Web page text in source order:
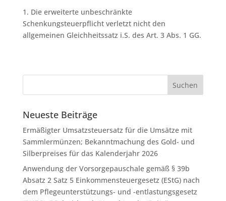
1. Die erweiterte unbeschränkte
Schenkungsteuerpflicht verletzt nicht den
allgemeinen Gleichheitssatz i.S. des Art. 3 Abs. 1 GG.
Neueste Beiträge
Ermäßigter Umsatzsteuersatz für die Umsätze mit
Sammlermünzen; Bekanntmachung des Gold- und
Silberpreises für das Kalenderjahr 2026
Anwendung der Vorsorgepauschale gemäß § 39b
Absatz 2 Satz 5 Einkommensteuergesetz (EStG) nach
dem Pflegeunterstützungs- und -entlastungsgesetz